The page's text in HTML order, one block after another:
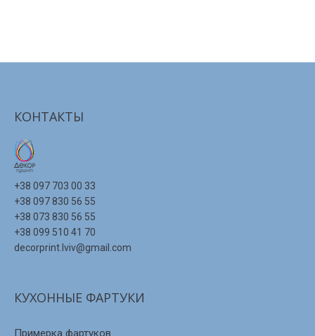
КОНТАКТЫ
+38 097 703 00 33
+38 097 830 56 55
+38 073 830 56 55
+38 099 510 41 70
decorprint.lviv@gmail.com
КУХОННЫЕ ФАРТУКИ